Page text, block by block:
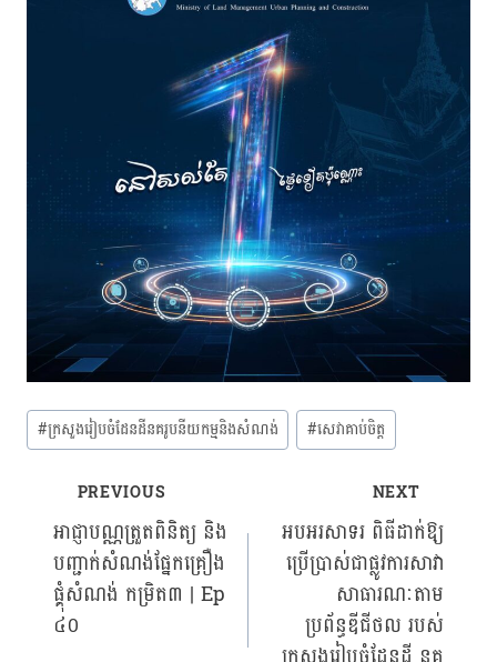
Post
Tags:
#ក្រសួងរៀបចំដែនដីនគរូបនីយកម្មនិងសំណង់ #សេវាគាប់ចិត្ត
Post
navigation
PREVIOUS
អាជ្ញាបណ្ណត្រួតពិនិត្យ និង
បញ្ជាក់សំណង់ផ្នែកគ្រឿង
ផ្គុំសំណង់ កម្រិត៣ | Ep
៤០
NEXT
អបអរសាទរ ពិធីដាក់ឱ្យ
ប្រើប្រាស់ជាផ្លូវការសាវា
សាធារណៈតាម
ប្រព័ន្ធឌីជីថល របស់